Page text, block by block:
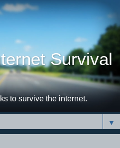
Survival
to survive the internet.
▼